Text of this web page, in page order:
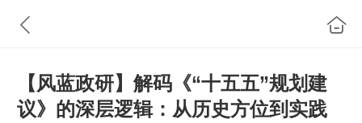
【风蓝政研】解码《“十五五”规划建
议》的深层逻辑：从历史方位到实践